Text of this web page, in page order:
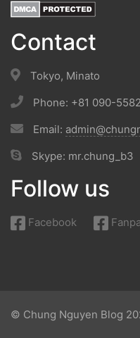
Contact
Tokyo, Minato
Phone: +81 090-
Email:
Skype: mr.chung_b3
Follow us
Facebook
© Chung Nguyen Blog